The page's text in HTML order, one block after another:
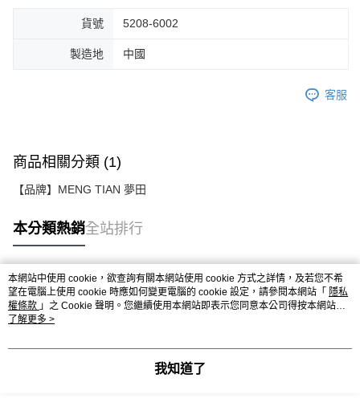
貨號 5208-6002
製造地 中國
客服
商品相關分類 (1)
【品牌】MENG TIAN 夢田
本分類熱銷全站排行
熱門標籤
本網站中使用 cookie，欲查詢有關本網站使用 cookie 方式之詳情，及若您不希
望在電腦上使用 cookie 時應如何變更電腦的 cookie 設定，請參閱本網站「 隱私
權條款 」之 Cookie 聲明。您繼續使用本網站即表示您同意本公司得按本網站使
用條款之 Cookie 聲明使用 cookie。
了解更多 >
我知道了